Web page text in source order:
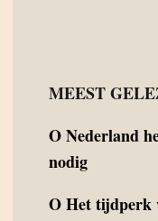
MEEST
ONederland
nodig
OHet tijdperk